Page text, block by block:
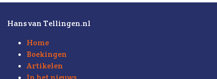
Hans van Tellingen.nl
Home
Boekingen
Artikelen